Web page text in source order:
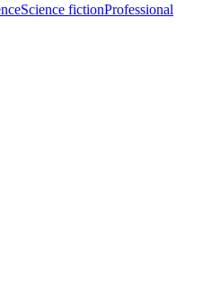
Science fictionProfessional